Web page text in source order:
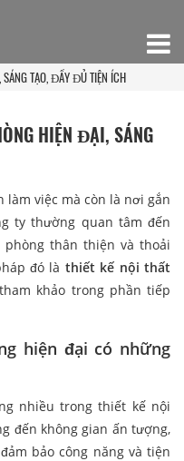
SÁNG TẠO, ĐẦY ĐỦ TIỆN ÍCH
HIỆN ĐẠI, SÁNG
làm việc mà còn là nơi gắn
ty thường quan tâm đến
thân thiện và thoải
đó là thiết kế nội thất
khảo trong phần tiếp
hiện đại có những
nhiều trong thiết kế nội
đến không gian ấn tượng,
bảo công năng và tiện